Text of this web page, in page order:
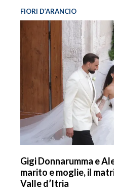
FIORI D’ARANCIO
Gigi Donnarumma e
marito e moglie, il
Valle d’Itria